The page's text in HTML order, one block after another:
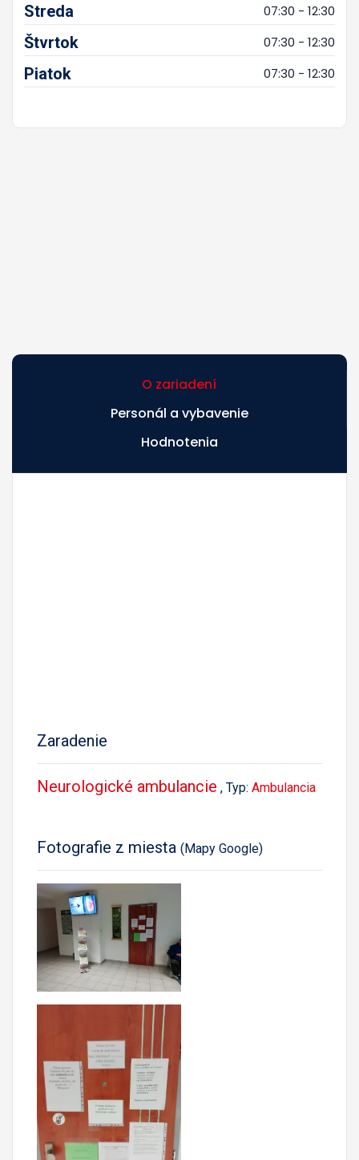
Streda 07:30 - 12:30
Štvrtok 07:30 - 12:30
Piatok 07:30 - 12:30
O zariadení
Personál a vybavenie
Hodnotenia
Zaradenie
Neurologické ambulancie , Typ: Ambulancia
Fotografie z miesta (Mapy Google)